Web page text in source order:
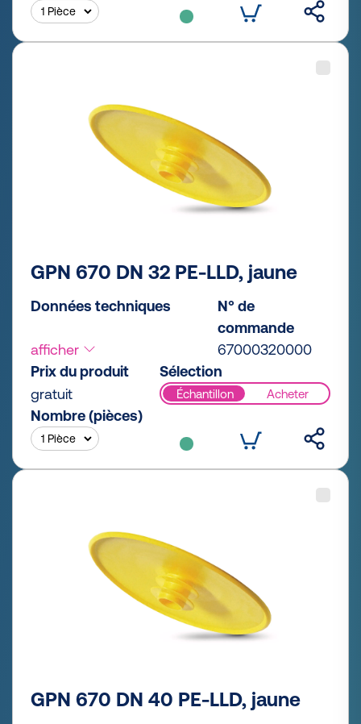
GPN 670 DN 32 PE-LLD, jaune
Données techniques
afficher
N° de
commande
67000320000
Prix du produit
gratuit
Sélection
Échantillon Acheter
Nombre (pièces)
GPN 670 DN 40 PE-LLD, jaune